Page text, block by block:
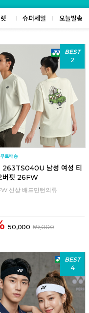
슈퍼세일 오늘발송
BEST
2
263TS040U 남성 여성 티
버핏 26FW
신상 배드민턴의류
50,000 59,000
BEST
4